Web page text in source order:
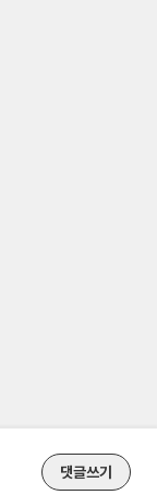
댓글쓰기